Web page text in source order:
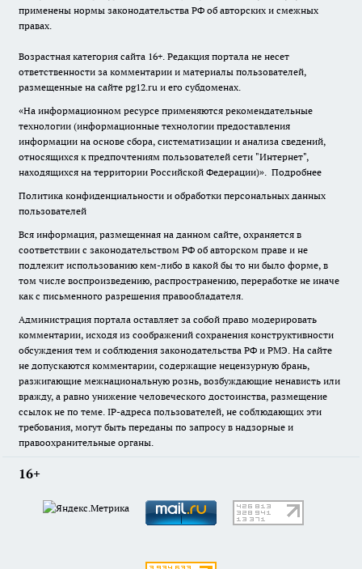
применены нормы законодательства РФ об авторских и смежных
правах.
Возрастная категория сайта 16+. Редакция портала не несет
ответственности за комментарии и материалы пользователей,
размещенные на сайте pg12.ru и его субдоменах.
«На информационном ресурсе применяются рекомендательные
технологии (информационные технологии предоставления
информации на основе сбора, систематизации и анализа сведений,
относящихся к предпочтениям пользователей сети "Интернет",
находящихся на территории Российской Федерации)». Подробнее
Политика конфиденциальности и обработки персональных данных
пользователей
Вся информация, размещенная на данном сайте, охраняется в
соответствии с законодательством РФ об авторском праве и не
подлежит использованию кем-либо в какой бы то ни было форме, в
том числе воспроизведению, распространению, переработке не иначе
как с письменного разрешения правообладателя.
Администрация портала оставляет за собой право модерировать
комментарии, исходя из соображений сохранения конструктивности
обсуждения тем и соблюдения законодательства РФ и РМЭ. На сайте
не допускаются комментарии, содержащие нецензурную брань,
разжигающие межнациональную рознь, возбуждающие ненависть или
вражду, а равно унижение человеческого достоинства, размещение
ссылок не по теме. IP-адреса пользователей, не соблюдающих эти
требования, могут быть переданы по запросу в надзорные и
правоохранительные органы.
16+